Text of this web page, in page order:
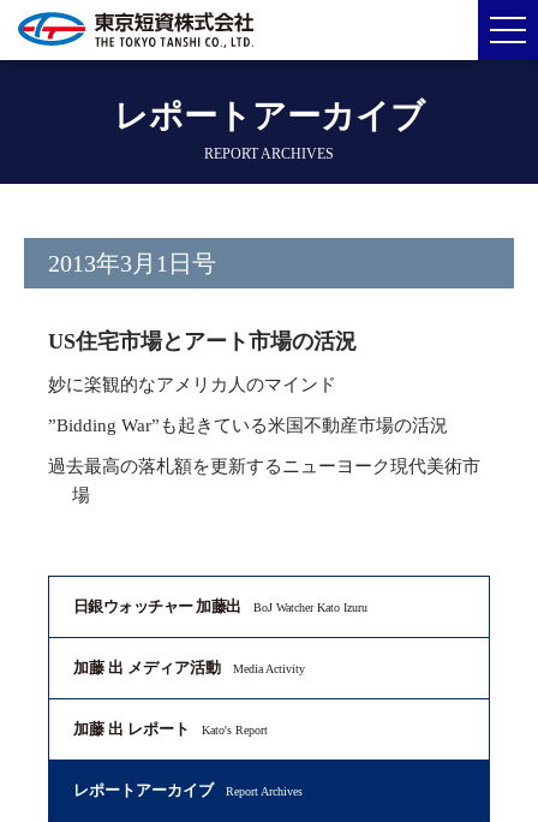
レポートアーカイブ
REPORT ARCHIVES
2013年3月1日号
US住宅市場とアート市場の活況
妙に楽観的なアメリカ人のマインド
”Bidding War”も起きている米国不動産市場の活況
過去最高の落札額を更新するニューヨーク現代美術市
場
日銀ウォッチャー 加藤出 BoJ Watcher Kato Izuru
加藤 出 メディア活動 Media Activity
加藤 出 レポート Kato's Report
レポートアーカイブ Report Archives